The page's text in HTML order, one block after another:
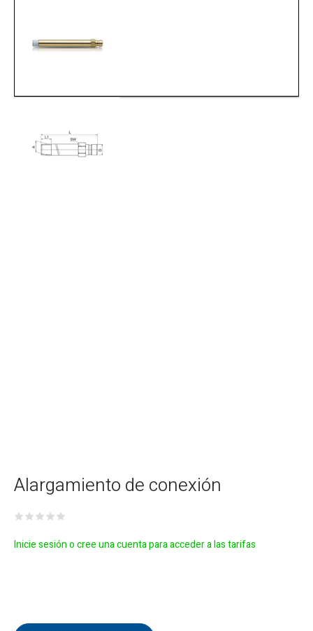
Alargamiento de conexión
Inicie sesión o cree una cuenta para acceder a las tarifas